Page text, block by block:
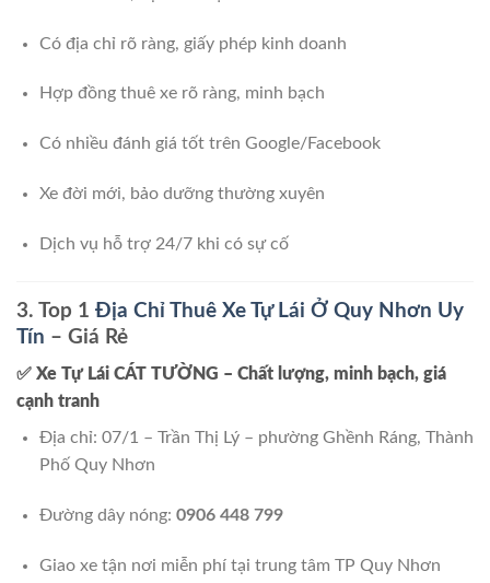
Có địa chỉ rõ ràng, giấy phép kinh doanh
Hợp đồng thuê xe rõ ràng, minh bạch
Có nhiều đánh giá tốt trên Google/Facebook
Xe đời mới, bảo dưỡng thường xuyên
Dịch vụ hỗ trợ 24/7 khi có sự cố
3. Top 1 Địa Chỉ Thuê Xe Tự Lái Ở Quy Nhơn Uy
Tín – Giá Rẻ
✅ Xe Tự Lái CÁT TƯỜNG – Chất lượng, minh bạch, giá
cạnh tranh
Địa chỉ: 07/1 – Trần Thị Lý – phường Ghềnh Ráng, Thành
Phố Quy Nhơn
Đường dây nóng: 0906 448 799
Giao xe tận nơi miễn phí tại trung tâm TP Quy Nhơn